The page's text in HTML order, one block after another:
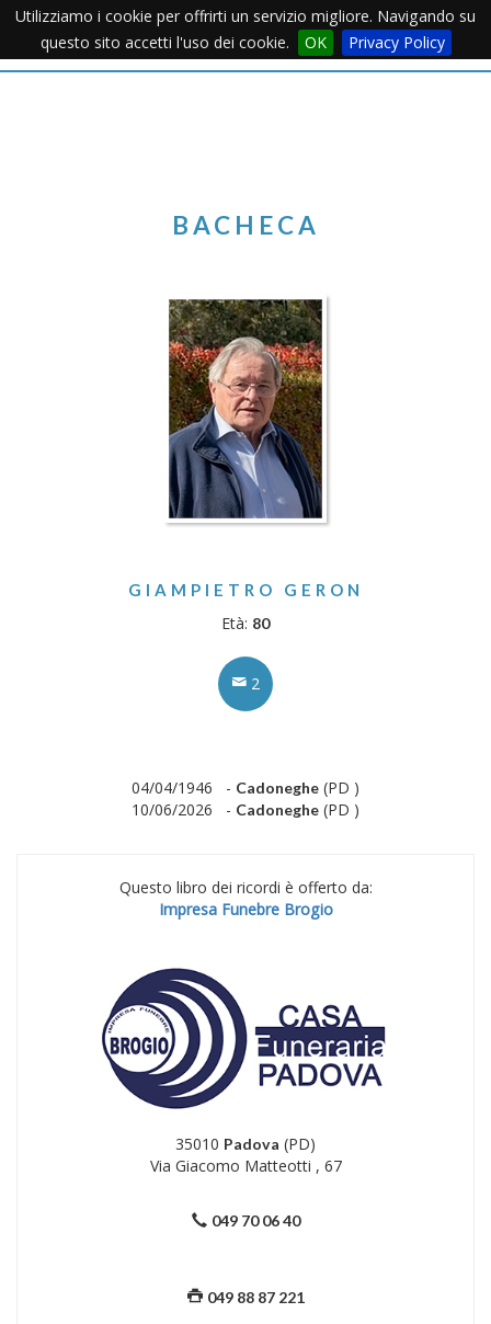
Utilizziamo i cookie per offrirti un servizio migliore. Navigando su
questo sito accetti l'uso dei cookie.
OK Privacy PolicyMenu
BACHECA
GIAMPIETRO GERON
Età: 80
2
04/04/1946 - Cadoneghe (PD )
10/06/2026 - Cadoneghe (PD )
Questo libro dei ricordi è offerto da:
Impresa Funebre Brogio
35010 Padova (PD)
Via Giacomo Matteotti , 67
049 70 06 40
049 88 87 221